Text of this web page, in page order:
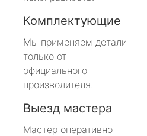
Комплектующие
Мы применяем детали
только от
официального
производителя.
Выезд мастера
Мастер оперативно